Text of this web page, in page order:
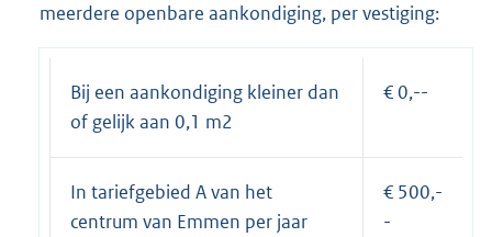
meerdere openbare aankondiging, per vestiging:
Bij een aankondiging kleiner dan
of gelijk aan 0,1 m2
€ 0,--
In tariefgebied A van het
centrum van Emmen per jaar
€ 500,-
-